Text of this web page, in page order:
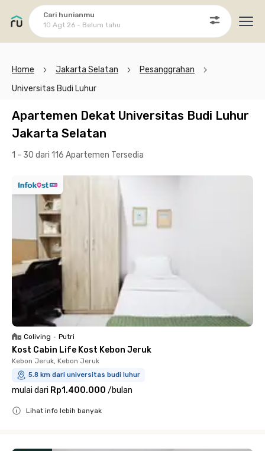
Cari hunianmu
10 Agt 26 - Belum tahu
Home Jakarta Selatan
Pesanggrahan
Universitas Budi Luhur
Apartemen Dekat Universitas Budi Luhur
Jakarta Selatan
1 - 30 dari 116 Apartemen Tersedia
Coliving • Putri
Kost Cabin Life Kost Kebon Jeruk
Kebon Jeruk, Kebon Jeruk
5.8 km dari universitas budi luhur
mulai dari Rp1.400.000 /bulan
Lihat info lebih banyak